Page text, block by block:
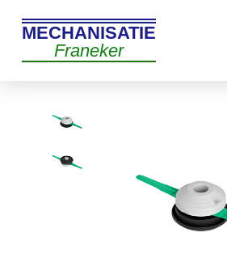
MECHANISATIE
Franeker